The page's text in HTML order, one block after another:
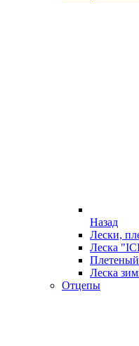
Назад
Лески,
Леска
Леска
Отцепы